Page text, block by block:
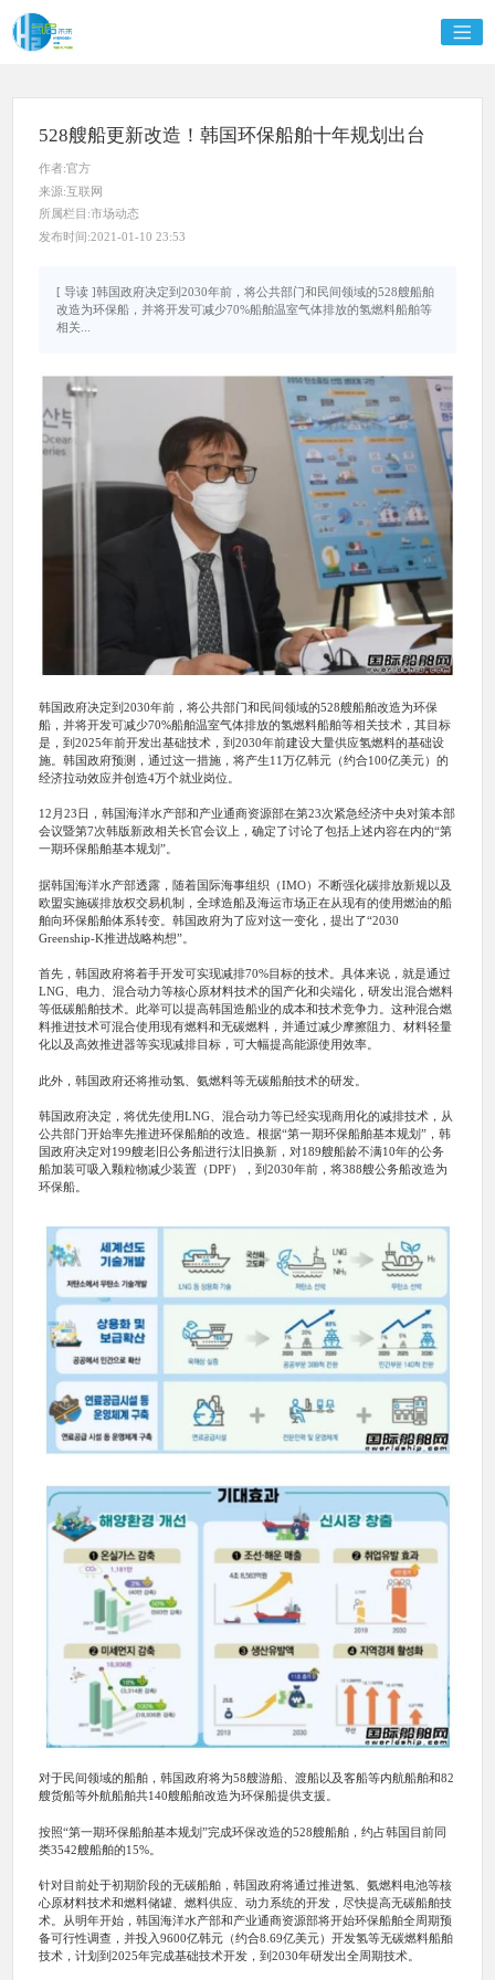
528艘船更新改造！韩国环保船舶十年规划出台
作者:官方
来源:互联网
所属栏目:市场动态
发布时间:2021-01-10 23:53
[ 导读 ]韩国政府决定到2030年前，将公共部门和民间领域的528艘船舶
改造为环保船，并将开发可减少70%船舶温室气体排放的氢燃料船舶等
相关...
韩国政府决定到2030年前，将公共部门和民间领域的528艘船舶改造为环保
船，并将开发可减少70%船舶温室气体排放的氢燃料船舶等相关技术，其目标
是，到2025年前开发出基础技术，到2030年前建设大量供应氢燃料的基础设
施。韩国政府预测，通过这一措施，将产生11万亿韩元（约合100亿美元）的
经济拉动效应并创造4万个就业岗位。
12月23日，韩国海洋水产部和产业通商资源部在第23次紧急经济中央对策本部
会议暨第7次韩版新政相关长官会议上，确定了讨论了包括上述内容在内的“第
一期环保船舶基本规划”。
据韩国海洋水产部透露，随着国际海事组织（IMO）不断强化碳排放新规以及
欧盟实施碳排放权交易机制，全球造船及海运市场正在从现有的使用燃油的船
舶向环保船舶体系转变。韩国政府为了应对这一变化，提出了“2030
Greenship-K推进战略构想”。
首先，韩国政府将着手开发可实现减排70%目标的技术。具体来说，就是通过
LNG、电力、混合动力等核心原材料技术的国产化和尖端化，研发出混合燃料
等低碳船舶技术。此举可以提高韩国造船业的成本和技术竞争力。这种混合燃
料推进技术可混合使用现有燃料和无碳燃料，并通过减少摩擦阻力、材料轻量
化以及高效推进器等实现减排目标，可大幅提高能源使用效率。
此外，韩国政府还将推动氢、氨燃料等无碳船舶技术的研发。
韩国政府决定，将优先使用LNG、混合动力等已经实现商用化的减排技术，从
公共部门开始率先推进环保船舶的改造。根据“第一期环保船舶基本规划”，韩
国政府决定对199艘老旧公务船进行汰旧换新，对189艘船龄不满10年的公务
船加装可吸入颗粒物减少装置（DPF），到2030年前，将388艘公务船改造为
环保船。
对于民间领域的船舶，韩国政府将为58艘游船、渡船以及客船等内航船舶和82
艘货船等外航船舶共140艘船舶改造为环保船提供支援。
按照“第一期环保船舶基本规划”完成环保改造的528艘船舶，约占韩国目前同
类3542艘船舶的15%。
针对目前处于初期阶段的无碳船舶，韩国政府将通过推进氢、氨燃料电池等核
心原材料技术和燃料储罐、燃料供应、动力系统的开发，尽快提高无碳船舶技
术。从明年开始，韩国海洋水产部和产业通商资源部将开始环保船舶全周期预
备可行性调查，并投入9600亿韩元（约合8.69亿美元）开发氢等无碳燃料船舶
技术，计划到2025年完成基础技术开发，到2030年研发出全周期技术。